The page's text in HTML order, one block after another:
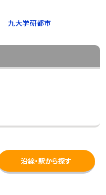
九大学研都市
沿線・駅から探す